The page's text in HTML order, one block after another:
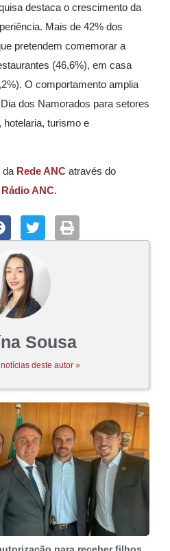
destaca o crescimento da
Mais de 42% dos
pretendem comemorar a
(46,6%), em casa
O comportamento amplia
dos Namorados para setores
turismo e
da Rede ANC através do
Rádio ANC.
Sousa
deste autor »